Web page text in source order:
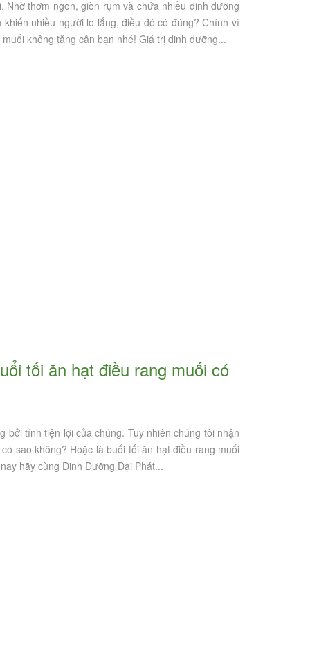
thơm ngon, giòn rụm và chứa nhiều dinh dưỡng
nhiều người lo lắng, điều đó có đúng? Chính vì
không tăng cân bạn nhé! Giá trị dinh dưỡng...
tính tiện lợi của chúng. Tuy nhiên chúng tôi nhận
sao không? Hoặc là buổi tối ăn hạt điều rang muối
hãy cùng Dinh Dưỡng Đại Phát...